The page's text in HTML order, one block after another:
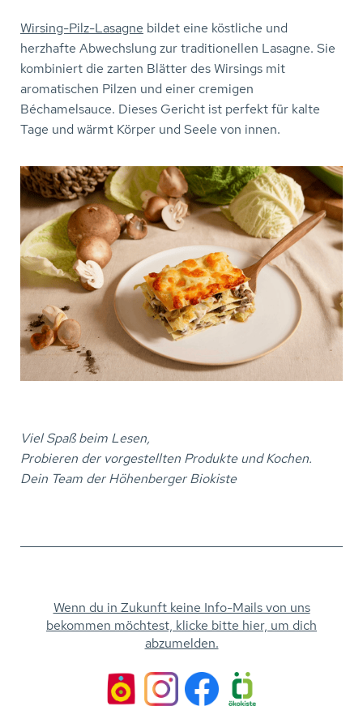
Wirsing-Pilz-Lasagne bildet eine köstliche und
herzhafte Abwechslung zur traditionellen Lasagne. Sie
kombiniert die zarten Blätter des Wirsings mit
aromatischen Pilzen und einer cremigen
Béchamelsauce. Dieses Gericht ist perfekt für kalte
Tage und wärmt Körper und Seele von innen.
Viel Spaß beim Lesen,
Probieren der vorgestellten Produkte und Kochen.
Dein Team der Höhenberger Biokiste
Wenn du in Zukunft keine Info-Mails von uns
bekommen möchtest, klicke bitte hier, um dich
abzumelden.